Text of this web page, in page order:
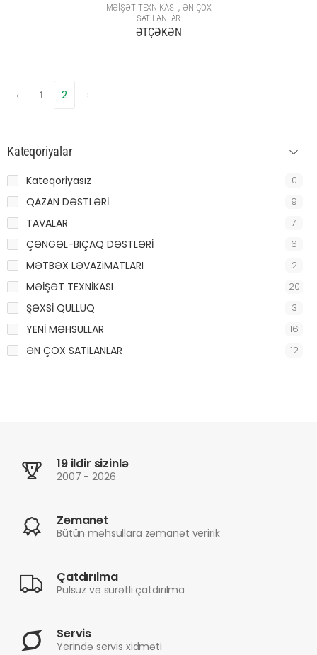
MƏİŞƏT TEXNİKASI ,ƏN ÇOX
SATILANLAR
ƏTÇƏKƏN
‹ 1 2
Kateqoriyalar
Kateqoriyasız 0
QAZAN DƏSTLƏRİ 9
TAVALAR 7
ÇƏNGƏL-BIÇAQ DƏSTLƏRİ 6
MƏTBƏX LƏVAZiMATLARI 2
MƏİŞƏT TEXNİKASI 20
ŞƏXSİ QULLUQ 3
YENİ MƏHSULLAR 16
ƏN ÇOX SATILANLAR 12
19 ildir sizinlə
2007 - 2026
Zəmanət
Bütün məhsullara zəmanət veririk
Çatdırılma
Pulsuz və sürətli çatdırılma
Servis
Yerində servis xidməti